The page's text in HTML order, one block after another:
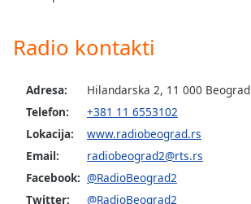
Area
Background
Color
Radio kontakti
Adresa:
Hilandarska 2, 11 000 Beograd
Telefon:
+381 11 6553102
Lokacija:
www.radiobeograd.rs
Email:
radiobeograd2@rts.rs
Facebook: @RadioBeograd2
Twitter:
@RadioBeograd2